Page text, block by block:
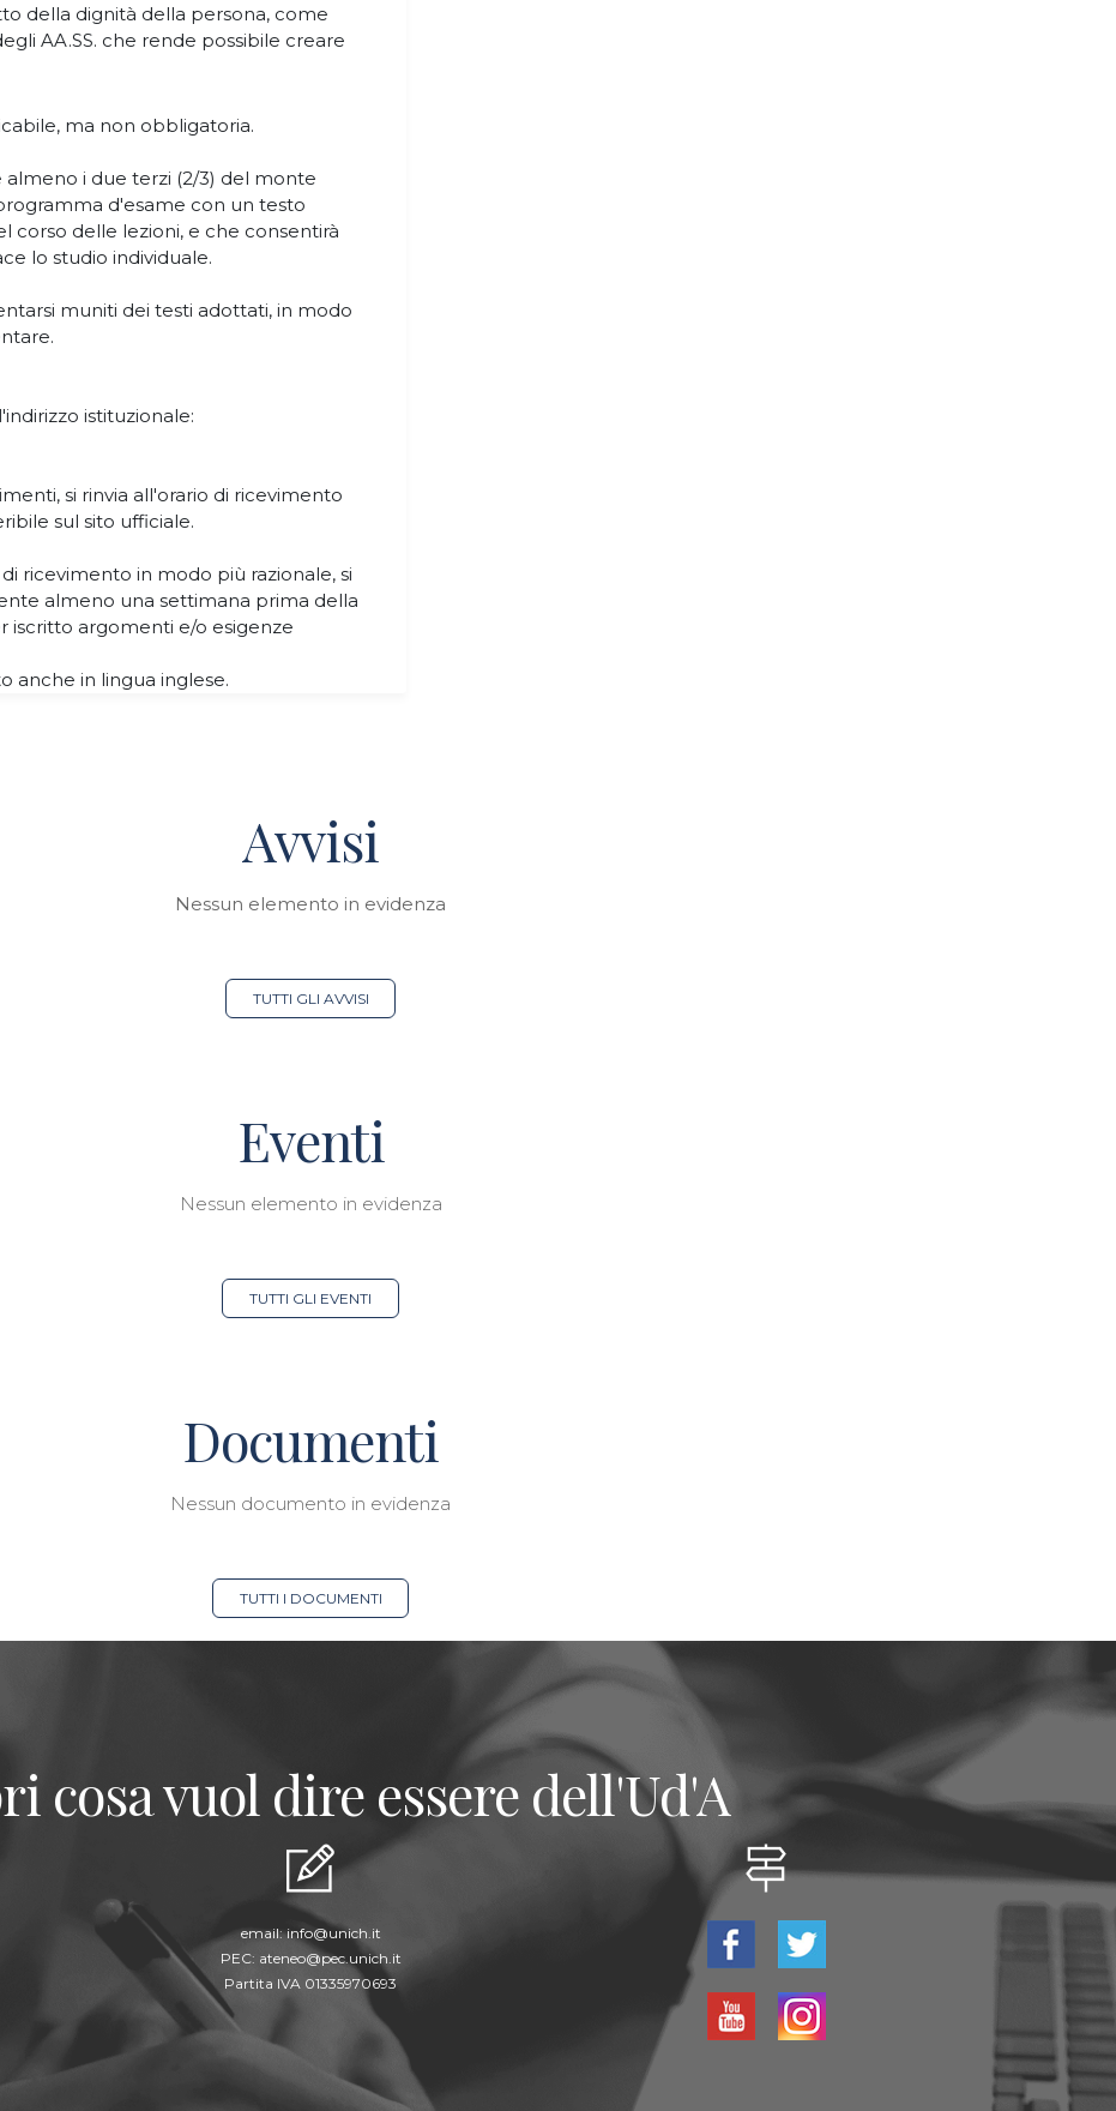
della dignità della persona, come
AA.SS. che rende possibile creare
ma non obbligatoria.
almeno i due terzi (2/3) del monte
d'esame con un testo
corso delle lezioni, e che consentirà
lo studio individuale.
muniti dei testi adottati, in modo
istituzionale:
si rinvia all'orario di ricevimento
sul sito ufficiale.
ricevimento in modo più razionale, si
almeno una settimana prima della
iscritto argomenti e/o esigenze
anche in lingua inglese.
Avvisi
Nessun elemento in evidenza
TUTTI GLI AVVISI
Eventi
Nessun elemento in evidenza
TUTTI GLI EVENTI
Documenti
Nessun documento in evidenza
TUTTI I DOCUMENTI
cosa vuol dire essere dell'Ud'A
email:info@unich.it
PEC: ateneo@pec.unich.it
Partita IVA 01335970693